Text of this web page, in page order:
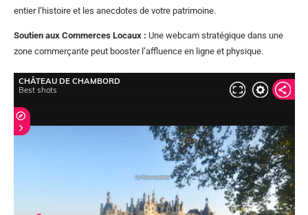
entier l’histoire et les anecdotes de votre patrimoine.
Soutien aux Commerces Locaux : Une webcam stratégique dans une
zone commerçante peut booster l’affluence en ligne et physique.